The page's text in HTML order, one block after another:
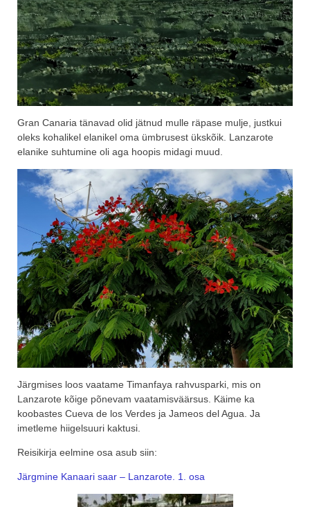
Gran Canaria tänavad olid jätnud mulle räpase mulje, justkui
oleks kohalikel elanikel oma ümbrusest ükskõik. Lanzarote
elanike suhtumine oli aga hoopis midagi muud.
Järgmises loos vaatame Timanfaya rahvusparki, mis on
Lanzarote kõige põnevam vaatamisväärsus. Käime ka
koobastes Cueva de los Verdes ja Jameos del Agua. Ja
imetleme hiigelsuuri kaktusi.
Reisikirja eelmine osa asub siin:
Järgmine Kanaari saar – Lanzarote. 1. osa